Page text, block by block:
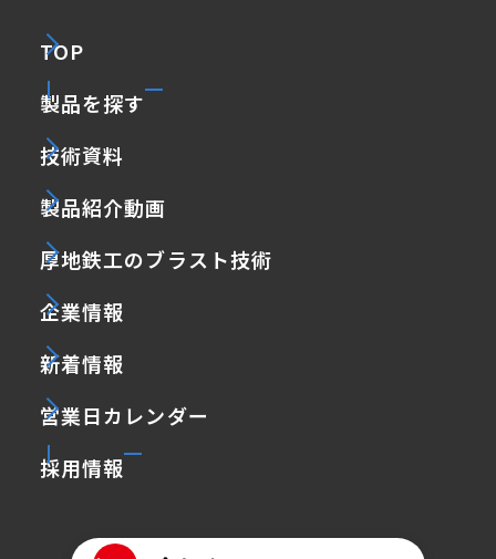
TOP
製品を探す
技術資料
製品紹介動画
厚地鉄工のブラスト技術
企業情報
新着情報
営業日カレンダー
採用情報